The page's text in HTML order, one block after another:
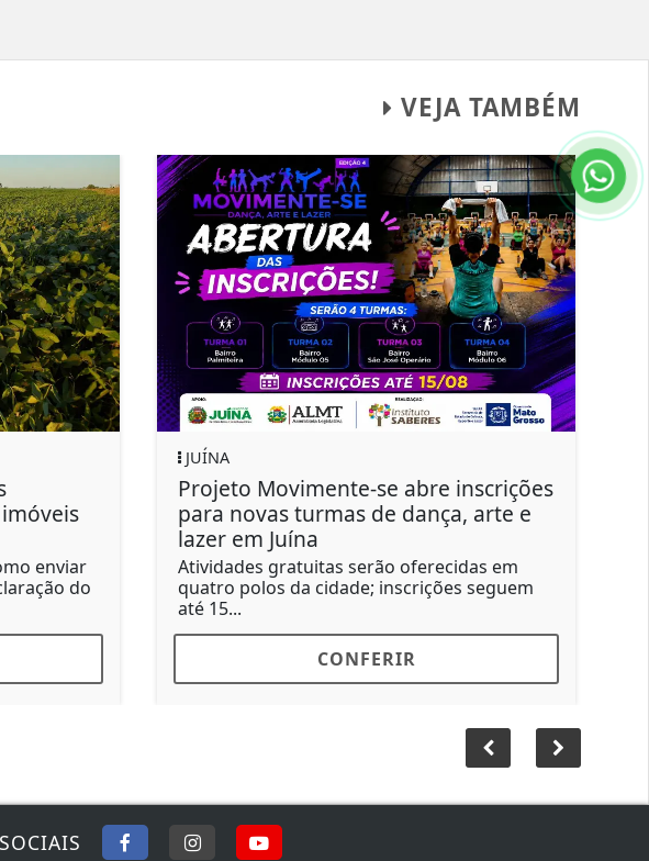
VEJA TAMBÉM
Movimente-se abre inscrições
novas turmas de dança, arte e
em Juína
gratuitas serão oferecidas em
polos da cidade; inscrições seguem
SENAI abre últimas
Técnico em Segurança
em Juína
Turma confirmada inicia em
com aulas semipresenciais e